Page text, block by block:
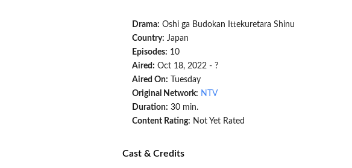
Drama: Oshi ga Budokan Ittekuretara Shinu
Country: Japan
Episodes: 10
Aired: Oct 18, 2022 - ?
Aired On: Tuesday
Original Network: NTV
Duration: 30 min.
Content Rating: Not Yet Rated
Cast & Credits